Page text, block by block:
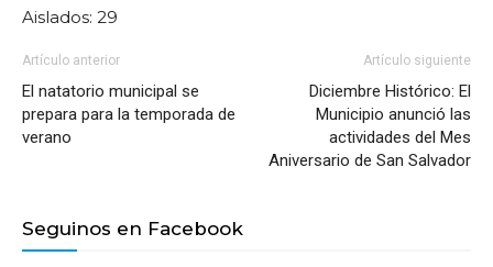
Aislados: 29
Artículo anterior
El natatorio municipal se
prepara para la temporada de
verano
Artículo siguiente
Diciembre Histórico: El
Municipio anunció las
actividades del Mes
Aniversario de San Salvador
Seguinos en Facebook